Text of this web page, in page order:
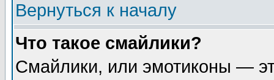
Вернуться к началу
Что такое смайлики?
Смайлики, или эмотиконы —